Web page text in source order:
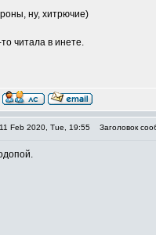
ну, хитрючие)
то читала в инете.
Feb 2020, Tue, 19:55 Заголовок